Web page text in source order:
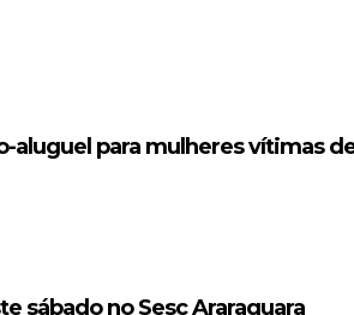
aluguel para mulheres vítimas
sábado no Sesc Araraquara